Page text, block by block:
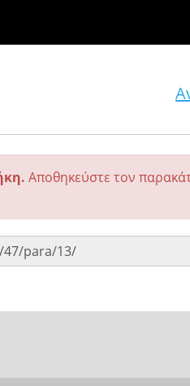
Αποθηκεύστε τον